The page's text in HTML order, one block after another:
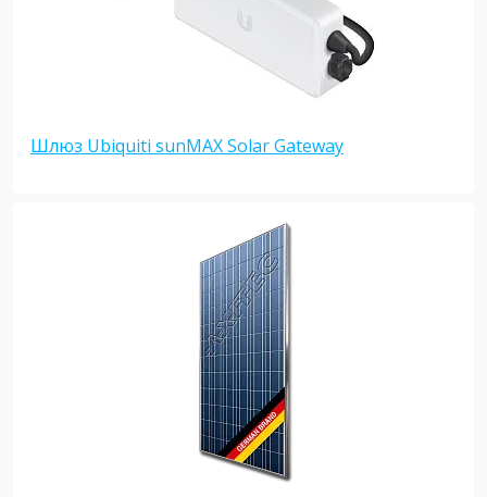
Шлюз Ubiquiti sunMAX Solar Gateway